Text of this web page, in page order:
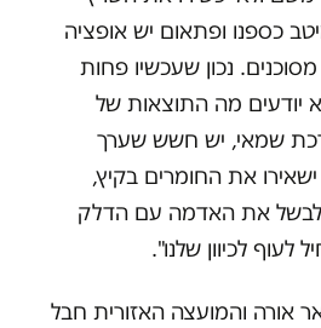
כספנו ופתאום יש אופציה
נכון שעכשיו פחות
יודעים מה התוצאות של
שמאי, יש חשש שערך
את החומרים בקיץ,
לבשל את האדמה עם הדלק
לעוף לכיוון שלנו".
אורה והמועצה האזורית חבל